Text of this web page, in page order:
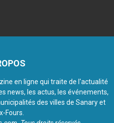
en ligne qui traite de l'actualité
news, les actus, les événements,
des villes de Sanary et
Fours.